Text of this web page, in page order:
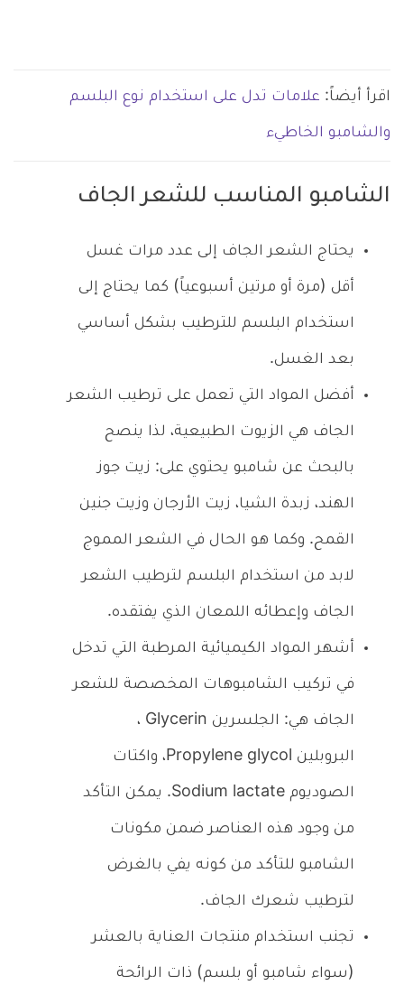
اقرأ أيضاً: علامات تدل على استخدام نوع البلسم
والشامبو الخاطيء
الشامبو المناسب للشعر الجاف
يحتاج الشعر الجاف إلى عدد مرات غسل
أقل (مرة أو مرتين أسبوعياً) كما يحتاج إلى
استخدام البلسم للترطيب بشكل أساسي
بعد الغسل.
أفضل المواد التي تعمل على ترطيب الشعر
الجاف هي الزيوت الطبيعية، لذا ينصح
بالبحث عن شامبو يحتوي على: زيت جوز
الهند، زبدة الشيا، زيت الأرجان وزيت جنين
القمح. وكما هو الحال في الشعر المموج
لابد من استخدام البلسم لترطيب الشعر
الجاف وإعطائه اللمعان الذي يفتقده.
أشهر المواد الكيميائية المرطبة التي تدخل
في تركيب الشامبوهات المخصصة للشعر
الجاف هي: الجلسرين Glycerin ،
البروبلين Propylene glycol، واكتات
الصوديوم Sodium lactate. يمكن التأكد
من وجود هذه العناصر ضمن مكونات
الشامبو للتأكد من كونه يفي بالغرض
لترطيب شعرك الجاف.
تجنب استخدام منتجات العناية بالعشر
(سواء شامبو أو بلسم) ذات الرائحة